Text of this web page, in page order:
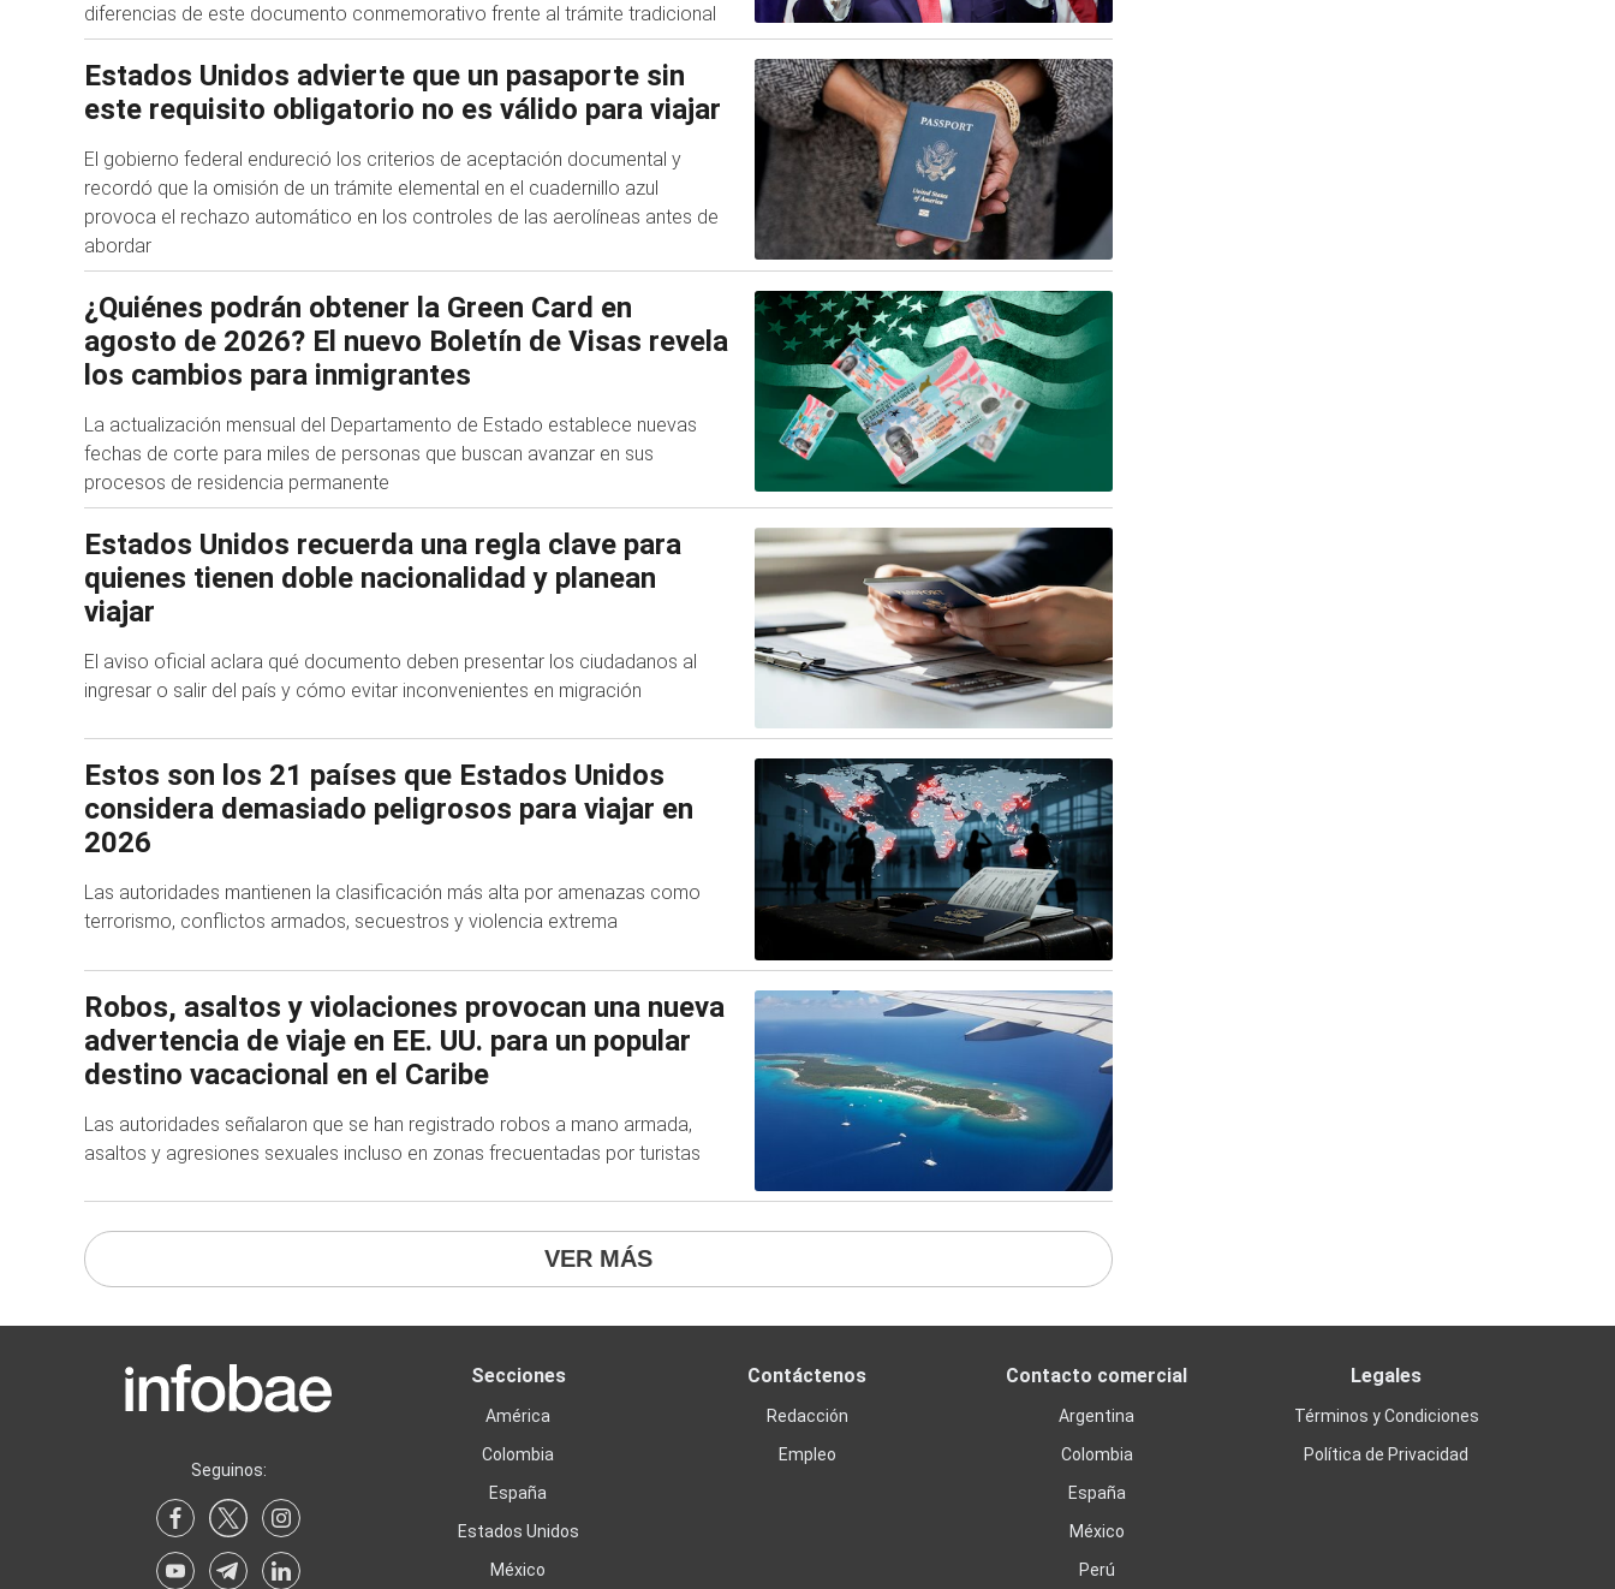
diferencias de este documento conmemorativo frente al trámite tradicional
Estados Unidos advierte que un pasaporte sin
este requisito obligatorio no es válido para viajar
El gobierno federal endureció los criterios de aceptación documental y
recordó que la omisión de un trámite elemental en el cuadernillo azul
provoca el rechazo automático en los controles de las aerolíneas antes de
abordar
¿Quiénes podrán obtener la Green Card en
agosto de 2026? El nuevo Boletín de Visas revela
los cambios para inmigrantes
La actualización mensual del Departamento de Estado establece nuevas
fechas de corte para miles de personas que buscan avanzar en sus
procesos de residencia permanente
Estados Unidos recuerda una regla clave para
quienes tienen doble nacionalidad y planean
viajar
El aviso oficial aclara qué documento deben presentar los ciudadanos al
ingresar o salir del país y cómo evitar inconvenientes en migración
Estos son los 21 países que Estados Unidos
considera demasiado peligrosos para viajar en
2026
Las autoridades mantienen la clasificación más alta por amenazas como
terrorismo, conflictos armados, secuestros y violencia extrema
Robos, asaltos y violaciones provocan una nueva
advertencia de viaje en EE. UU. para un popular
destino vacacional en el Caribe
Las autoridades señalaron que se han registrado robos a mano armada,
asaltos y agresiones sexuales incluso en zonas frecuentadas por turistas
VER MÁS
Seguinos:
Secciones
América
Colombia
España
Estados Unidos
México
Contáctenos
Redacción
Empleo
Contacto comercial
Argentina
Colombia
España
México
Perú
Legales
Términos y Condiciones
Política de Privacidad